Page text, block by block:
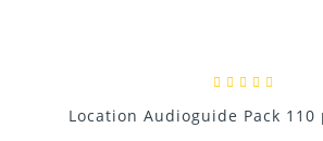
Location Audioguide Pack